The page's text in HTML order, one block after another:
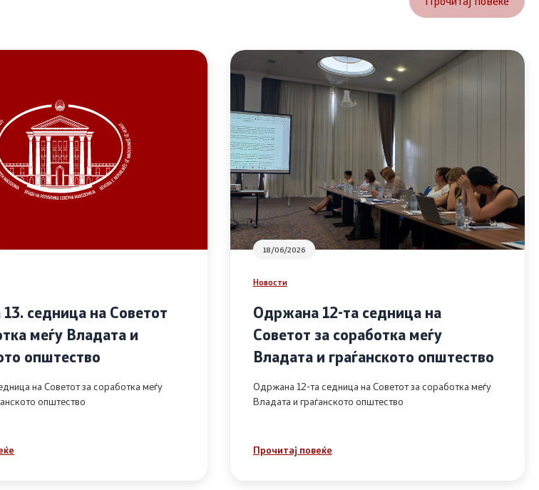
седница на Советот
меѓу Владата и
општество
на Советот за соработка меѓу
општество
18/06/2026
Новости
Одржана 12-та седница на
Советот за соработка меѓу
Владата и граѓанското општество
Одржана 12-та седница на Советот за соработка меѓу
Владата и граѓанското општество
Прочитај повеќе